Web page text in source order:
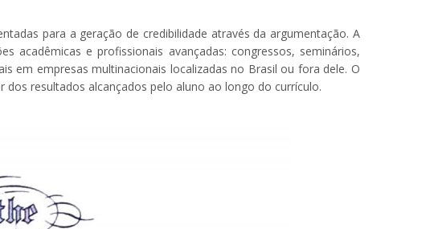
para a geração de credibilidade através da argumentação. A
e profissionais avançadas: congressos, seminários,
em empresas multinacionais localizadas no Brasil ou fora dele. O
resultados alcançados pelo aluno ao longo do currículo.